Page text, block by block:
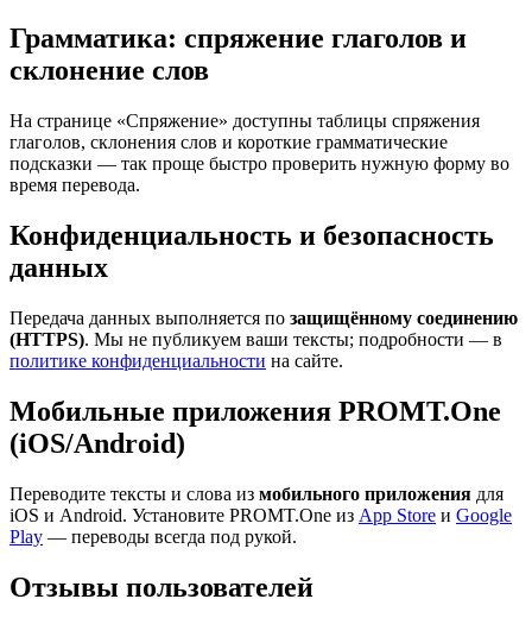
Грамматика: спряжение глаголов и
склонение слов
На странице «Спряжение» доступны таблицы спряжения
глаголов, склонения слов и короткие грамматические
подсказки — так проще быстро проверить нужную форму во
время перевода.
Конфиденциальность и безопасность
данных
Передача данных выполняется по защищённому соединению
(HTTPS). Мы не публикуем ваши тексты; подробности — в
политике конфиденциальности на сайте.
Мобильные приложения PROMT.One
(iOS/Android)
Переводите тексты и слова из мобильного приложения для
iOS и Android. Установите PROMT.One из App Store и Google
Play — переводы всегда под рукой.
Отзывы пользователей